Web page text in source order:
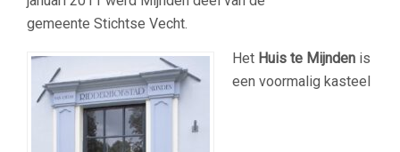
gemeente Stichtse Vecht.
Het Huis te Mijnden is
een voormalig kasteel